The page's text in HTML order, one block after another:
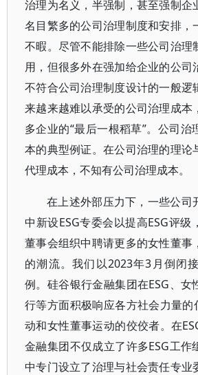
治理为名义，半强制，甚至强制企
名目繁多的公司治理制度和安排，
不暇。尽管不能排除一些公司治理
用，但很多外在强加给企业的公司
不符合公司治理制度设计的一般逻
来越来越难以承受的公司治理成本
多企业的“最后一根稻草”。公司治
本的典型例证。在公司治理的理论
代理成本，不知有公司治理成本。
在上述外部压力下，一些公司
中新设ESG专委会以提高ESG评级
董事会组织中聘请更多的女性董事
的潮流。我们以2023年3月倒闭
例。硅谷银行金融集团在ESG、女
行等方面积极响应各方社会力量的
动和女性董事运动的佼佼者。在
金融集团不仅成立了许多ESG工作
中专门设立了治理与社会责任专业